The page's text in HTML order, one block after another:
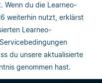
Wenn du die Learneo-
weiterhin nutzt, erklärst
Learneo-
du unsere aktualisierte
genommen hast.
personal info